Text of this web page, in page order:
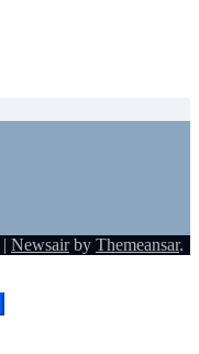
| Newsairby Themeansar.